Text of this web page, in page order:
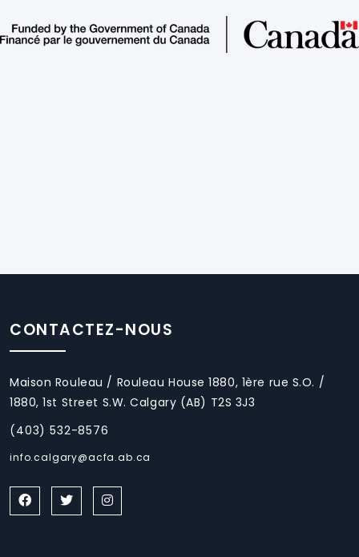
CONTACTEZ-NOUS
Maison Rouleau / Rouleau House 1880, 1ère rue S.O. /
1880, 1st Street S.W. Calgary (AB) T2S 3J3
(403) 532-8576
info.calgary@acfa.ab.ca